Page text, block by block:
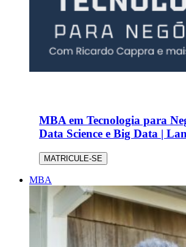
MBA em Tecnologia para
Data Science e Big Data |
MATRICULE-SE
MBA